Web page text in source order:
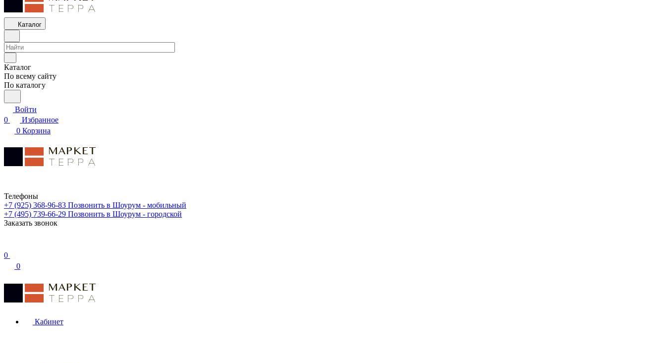
Каталог
Каталог
По всему сайту
По каталогу
Войти
0
Избранное
0 Корзина
Телефоны
+7 (925) 368-96-83 Позвонить в Шоурум - мобильный
+7 (495) 739-66-29 Позвонить в Шоурум - городской
Заказать звонок
0
0
Кабинет